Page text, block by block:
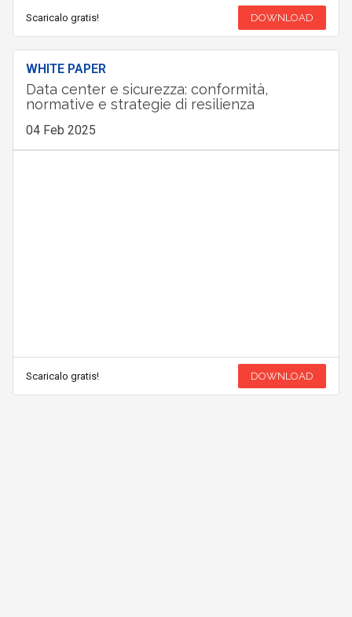
Scaricalo gratis! DOWNLOAD
WHITE PAPER
Data center e sicurezza: conformità,
normative e strategie di resilienza
04 Feb 2025
Scaricalo gratis! DOWNLOAD